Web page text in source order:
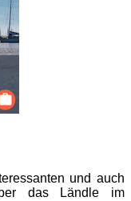
und auch
das Ländle im